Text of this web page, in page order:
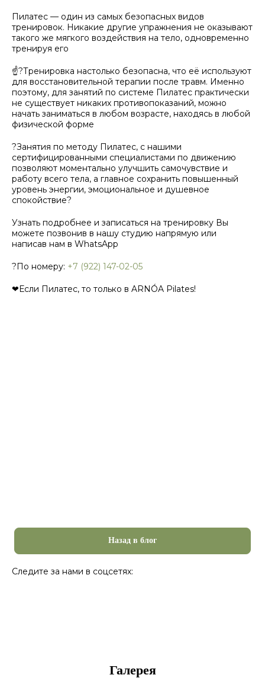
Пилатес — один из самых безопасных видов
тренировок. Никакие другие упражнения не оказывают
такого же мягкого воздействия на тело, одновременно
тренируя его
☝?Тренировка настолько безопасна, что её используют
для восстановительной терапии после травм. Именно
поэтому, для занятий по системе Пилатес практически
не существует никаких противопоказаний, можно
начать заниматься в любом возрасте, находясь в любой
физической форме
?Занятия по методу Пилатес, с нашими
сертифицированными специалистами по движению
позволяют моментально улучшить самочувствие и
работу всего тела, а главное сохранить повышенный
уровень энергии, эмоциональное и душевное
спокойствие?
Узнать подробнее и записаться на тренировку Вы
можете позвонив в нашу студию напрямую или
написав нам в WhatsApp
?По номеру: +7 (922) 147-02-05
❤Если Пилатес, то только в ARNÓA Pilates!
Назад в блог
Следите за нами в соцсетях:
Галерея